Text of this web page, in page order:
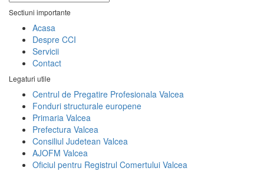
Sectiuni importante
Acasa
Despre CCI
Servicii
Contact
Legaturi utile
Centrul de Pregatire Profesionala Valcea
Fonduri structurale europene
Primaria Valcea
Prefectura Valcea
Consiliul Judetean Valcea
AJOFM Valcea
Oficiul pentru Registrul Comertului Valcea